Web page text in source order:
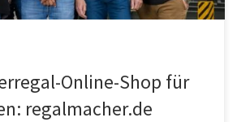
Online-Shop für
regalmacher.de